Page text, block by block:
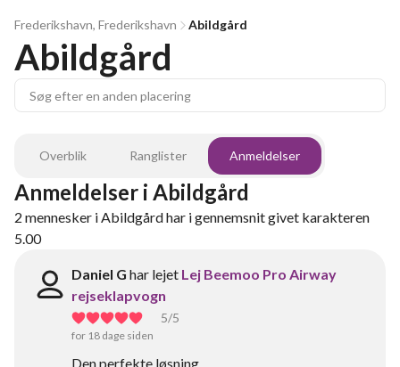
Frederikshavn, Frederikshavn Abildgård
Abildgård
Overblik Ranglister Anmeldelser
Anmeldelser i Abildgård
2 mennesker iAbildgårdhar i gennemsnit givet karakteren
5.00
Daniel G har lejet Lej Beemoo Pro Airway
rejseklapvogn
5/5
for 18 dage siden
Den perfekte løsning